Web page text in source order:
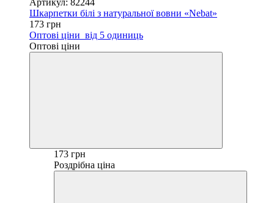
Шкарпетки білі з натуральної вовни «Nebat»
173 грн
Оптові ціни від 5 одиниць
Оптові ціни
173 грн
Роздрібна ціна